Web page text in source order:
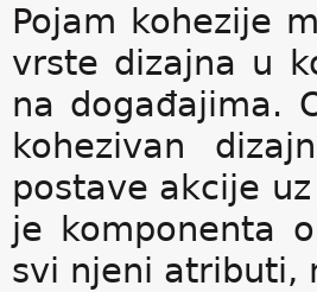
Pojam kohezije
vrste dizajna u
na događajima.
kohezivan
postave akcije
je komponenta
svi njeni atributi,